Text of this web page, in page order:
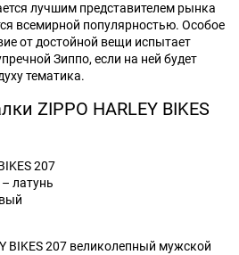
лучшим представителем рынка
всемирной популярностью. Особое
от достойной вещи испытает
Зиппо, если на ней будет
тематика.
ZIPPO HARLEY BIKES
207
латунь
BIKES 207 великолепный мужской